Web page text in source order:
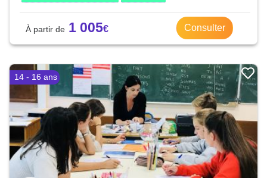
1 005 Consulter
14 - 16 ans